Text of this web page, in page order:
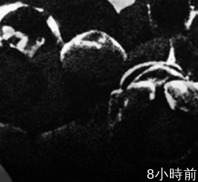
8小時前